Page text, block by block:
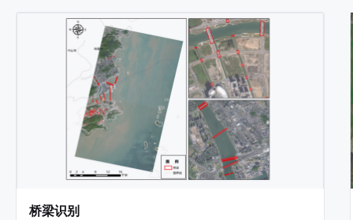
桥梁识别